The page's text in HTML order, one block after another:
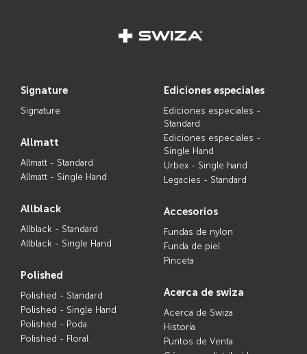
signature
Signature
allmatt
Allmatt - Standard
Allmatt - Single Hand
allblack
Allblack - Standard
Allblack - Single Hand
polished
Polished - Standard
Polished - Single Hand
Polished - Poda
Polished - Floral
ediciones especiales
Ediciones especiales -
Standard
Ediciones especiales -
Single Hand
Urbex - Single hand
Legacies - Standard
accesorios
Fundas de nylon
Funda de piel
Pinceta
acerca de swiza
Acerca de Swiza
Historia
Puntos de Venta